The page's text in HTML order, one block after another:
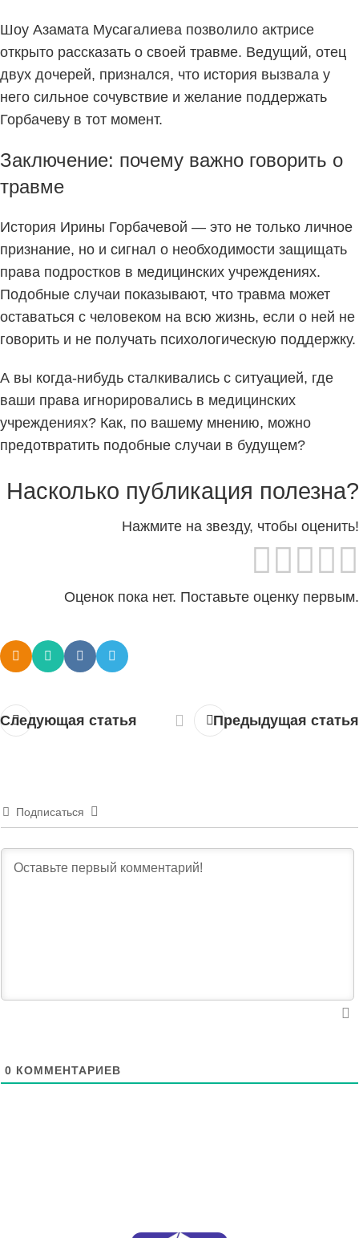
Шоу Азамата Мусагалиева позволило актрисе
открыто рассказать о своей травме. Ведущий, отец
двух дочерей, признался, что история вызвала у
него сильное сочувствие и желание поддержать
Горбачеву в тот момент.
Заключение: почему важно говорить о
травме
История Ирины Горбачевой — это не только личное
признание, но и сигнал о необходимости защищать
права подростков в медицинских учреждениях.
Подобные случаи показывают, что травма может
оставаться с человеком на всю жизнь, если о ней не
говорить и не получать психологическую поддержку.
А вы когда-нибудь сталкивались с ситуацией, где
ваши права игнорировались в медицинских
учреждениях? Как, по вашему мнению, можно
предотвратить подобные случаи в будущем?
Насколько публикация полезна?
Нажмите на звезду, чтобы оценить!
Оценок пока нет. Поставьте оценку первым.
Следующая статья Предыдущая статья
Подписаться
0 КОММЕНТАРИЕВ